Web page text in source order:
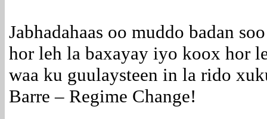
Jabhadahaas oo muddo badan
hor leh la baxayay iyo koox hor
waa ku guulaysteen in la rido
Barre – Regime Change!